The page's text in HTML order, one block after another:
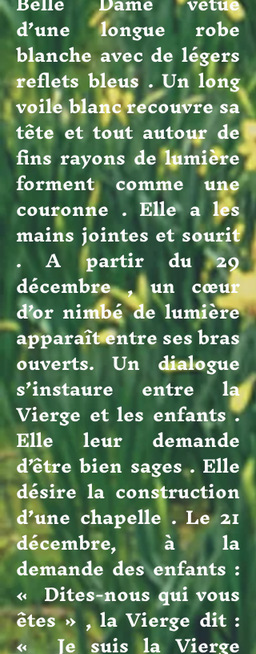
d’une longue robe
blanche avec de légers
reflets bleus . Un long
voile blanc recouvre sa
tête et tout autour de
fins rayons de lumière
forment comme une
couronne . Elle a les
mains jointes et sourit
. A partir du 29
décembre , un cœur
d’or nimbé de lumière
apparaît entre ses bras
ouverts. Un dialogue
s’instaure entre la
Vierge et les enfants .
Elle leur demande
d’être bien sages . Elle
désire la construction
d’une chapelle . Le 21
décembre, à la
demande des enfants :
« Dites-nous qui vous
êtes » , la Vierge dit :
« Je suis la Vierge